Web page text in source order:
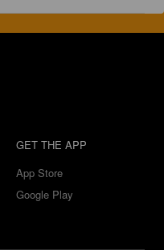
GET THE APP
App Store
Google Play